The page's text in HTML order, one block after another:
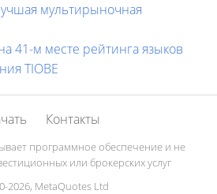
мультирыночная
41-м месте рейтинга языков
TIOBE
Контакты
программное обеспечение и не
или брокерских услуг
2026, MetaQuotes Ltd